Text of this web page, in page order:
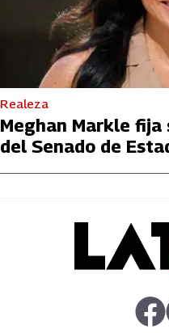
Realeza
Meghan Markle fija
del Senado de